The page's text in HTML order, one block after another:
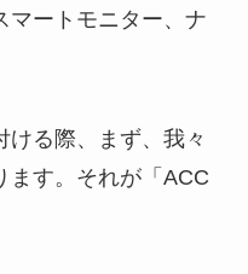
マートモニター、ナ
る際、まず、我々
ます。それが「ACC